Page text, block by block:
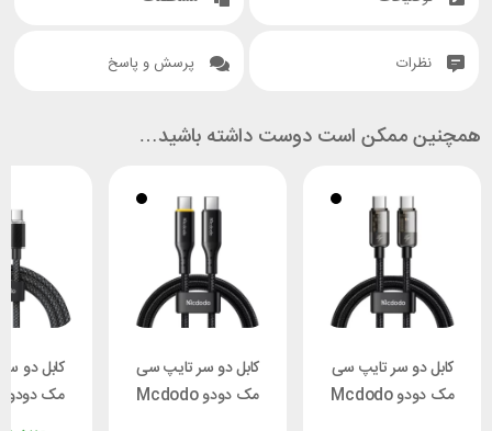
نظرات پرسش و پاسخ
همچنین ممکن است دوست داشته باشید…
کابل دو سر تایپ سی
مک دودو Mcdodo
کابل دو سر تایپ سی
مک دودو Mcdodo
کابل دو